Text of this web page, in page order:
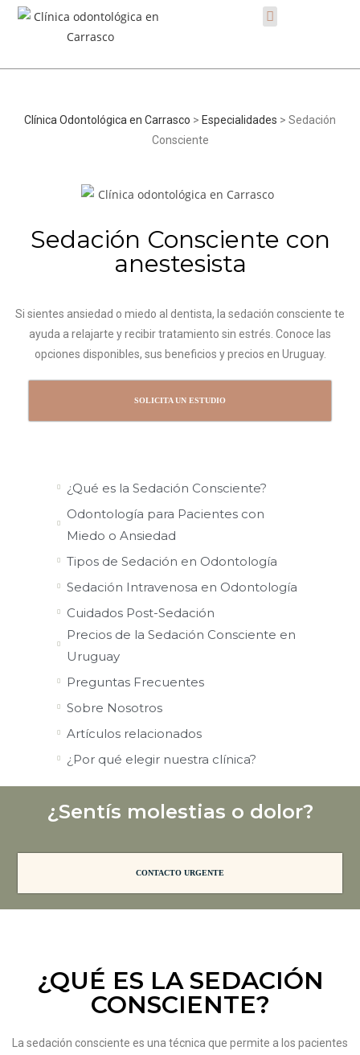
Clínica Odontológica en Carrasco > Especialidades > Sedación
Consciente
Sedación Consciente con
anestesista
Si sientes ansiedad o miedo al dentista, la sedación consciente te
ayuda a relajarte y recibir tratamiento sin estrés. Conoce las
opciones disponibles, sus beneficios y precios en Uruguay.
SOLICITA UN ESTUDIO
¿Qué es la Sedación Consciente?
Odontología para Pacientes con
Miedo o Ansiedad
Tipos de Sedación en Odontología
Sedación Intravenosa en Odontología
Cuidados Post-Sedación
Precios de la Sedación Consciente en
Uruguay
Preguntas Frecuentes
Sobre Nosotros
Artículos relacionados
¿Por qué elegir nuestra clínica?
¿Sentís molestias o dolor?
CONTACTO URGENTE
¿QUÉ ES LA SEDACIÓN
CONSCIENTE?
La sedación consciente es una técnica que permite a los pacientes